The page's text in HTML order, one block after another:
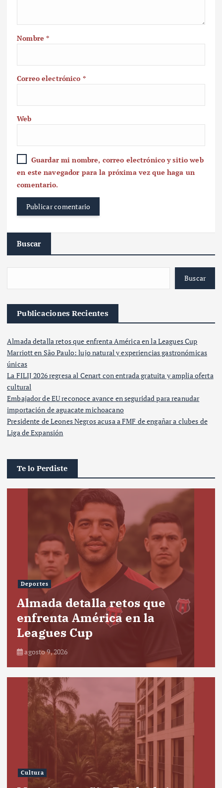
Nombre*
Correo electrónico *
Web
Guardar mi nombre, correo electrónico y sitio web
en este navegador para la próxima vez que haga un
comentario.
Buscar
Buscar
Publicaciones Recientes
Almada detalla retos que enfrenta América en la Leagues Cup
Marriott en São Paulo: lujo natural y experiencias gastronómicas
únicas
La FILIJ 2026 regresa al Cenart con entrada gratuita y amplia oferta
cultural
Embajador de EU reconoce avance en seguridad para reanudar
importación de aguacate michoacano
Presidente de Leones Negros acusa a FMF de engañar a clubes de
Liga de Expansión
Te lo Perdiste
Deportes
Almada detalla retos que
enfrenta América en la
Leagues Cup
agosto 9, 2026
Cultura